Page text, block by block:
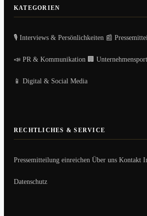
KATEGORIEN
🎙️ Interviews & Persönlichkeiten 📰
📣 PR & Kommunikation 🏢
📱 Digital & Social Media
RECHTLICHES & SERVICE
Pressemitteilung einreichen Über uns Kontakt
Datenschutz